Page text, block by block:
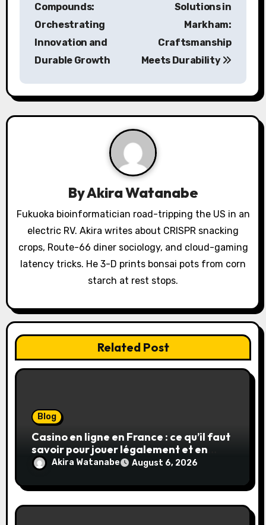
a
v
t
i
o
Compounds:
Orchestrating
Innovation and
Durable Growth
Solutions in
Markham:
Craftsmanship
Meets Durability
ByAkira Watanabe
Fukuoka bioinformatician road-tripping the US in an
electric RV. Akira writes about CRISPR snacking
crops, Route-66 diner sociology, and cloud-gaming
latency tricks. He 3-D prints bonsai pots from corn
starch at rest stops.
Related Post
Blog
Casino en ligne en France : ce qu’il faut
savoir pour jouer légalement et en
toute sécurité
Akira Watanabe August 6, 2026